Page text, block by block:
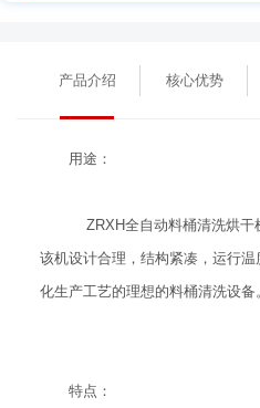
产品介绍 核心优势
用途：
ZRXH全自动料桶清洗烘干
该机设计合理，结构紧凑，运行
化生产工艺的理想的料桶清洗设备
特点：